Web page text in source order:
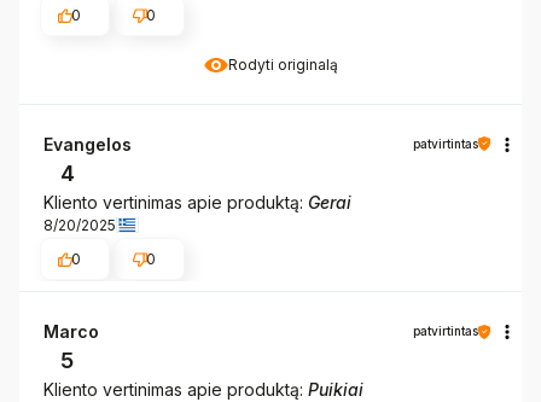
Rodyti originalą
0
0
Evangelos patvirtintas
4
Kliento vertinimas apie produktą: Gerai
8/20/2025
0
0
Marco patvirtintas
5
Kliento vertinimas apie produktą: Puikiai